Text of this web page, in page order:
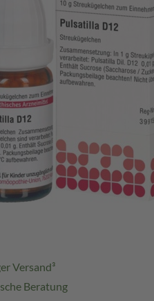
Versand³
Beratung